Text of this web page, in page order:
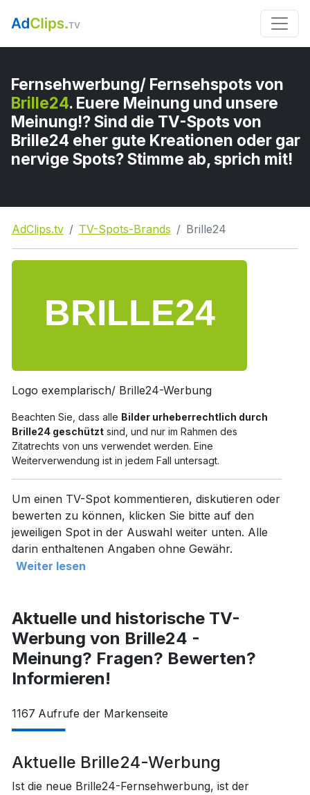
Fernsehwerbung/ Fernsehspots von
Brille24. Euere Meinung und unsere
Meinung!? Sind die TV-Spots von
Brille24 eher gute Kreationen oder gar
nervige Spots? Stimme ab, sprich mit!
AdClips.tv TV-Spots-Brands Brille24
Logo exemplarisch/ Brille24-Werbung
Beachten Sie, dass alle Bilder urheberrechtlich durch
Brille24 geschütztsind, und nur im Rahmen des
Zitatrechts von uns verwendet werden. Eine
Weiterverwendung ist in jedem Fall untersagt.
Um einen TV-Spot kommentieren, diskutieren oder
bewerten zu können, klicken Sie bitte auf den
jeweiligen Spot in der Auswahl weiter unten. Alle
darin enthaltenen Angaben ohne Gewähr.
Weiter lesen
Aktuelle und historische TV-
Werbung von Brille24 -
Meinung? Fragen? Bewerten?
Informieren!
1167 Aufrufe der Markenseite
Aktuelle Brille24-Werbung
Ist die neue Brille24-Fernsehwerbung, ist der